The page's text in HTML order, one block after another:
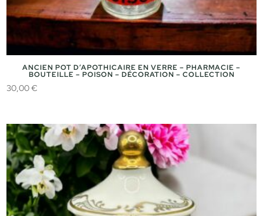
ANCIEN POT D’APOTHICAIRE EN VERRE – PHARMACIE –
BOUTEILLE – POISON – DÉCORATION – COLLECTION
30,00€